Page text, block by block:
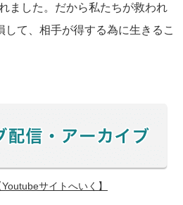
ました。だから私たちが救われ
して、相手が得する為に生きるこ
サイトへいく】